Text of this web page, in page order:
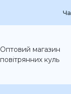
Оптовий магазин
повітрянних куль